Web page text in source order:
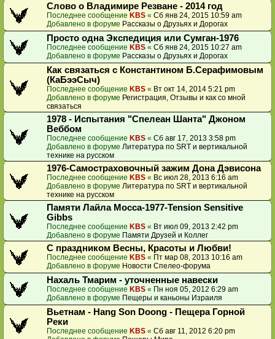
Слово о Владимире Резване - 2014 год
Последнее сообщение KBS « Сб янв 24, 2015 10:59 am
Добавлено в форуме Рассказы о Друзьях и Дорогах
Просто одна Экспедиция или Сумган-1976
Последнее сообщение KBS « Сб янв 24, 2015 10:27 am
Добавлено в форуме Рассказы о Друзьях и Дорогах
Как связаться с Константином Б.Серафимовым
(КаБээСыч)
Последнее сообщение KBS « Вт окт 14, 2014 5:21 pm
Добавлено в форуме Регистрация, Отзывы и как со мной
связаться
1978 - Испытания "Спелеан Шанта" Джоном
Веббом
Последнее сообщение KBS « Сб авг 17, 2013 3:58 pm
Добавлено в форуме Литература по SRT и вертикальной
технике на русском
1976-Самостраховочный зажим Дона Дэвисона
Последнее сообщение KBS « Вс июл 28, 2013 6:16 am
Добавлено в форуме Литература по SRT и вертикальной
технике на русском
Памяти Лайла Мосса-1977-Tension Sensitive
Gibbs
Последнее сообщение KBS « Вт июл 09, 2013 2:42 pm
Добавлено в форуме Памяти Друзей и Коллег
С праздником Весны, Красоты и Любви!
Последнее сообщение KBS « Пт мар 08, 2013 10:16 am
Добавлено в форуме Новости Спелео-форума
Нахаль Тмарим - уточненные навески
Последнее сообщение KBS « Пн ноя 05, 2012 6:29 am
Добавлено в форуме Пещеры и каньоны Израиля
Вьетнам - Hang Son Doong - Пещера Горной
Реки
Последнее сообщение KBS « Сб авг 11, 2012 6:20 pm